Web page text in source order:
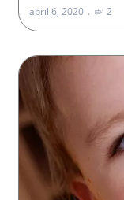
abril 6, 2020 2